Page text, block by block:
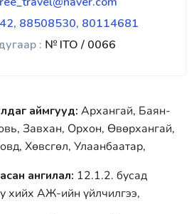
88508530, 80114681
: № ITO / 0066
аймгууд: Архангай, Баян-
Завхан, Орхон, Өвөрхангай,
Хөвсгөл, Улаанбаатар,
ангилал: 12.1.2. бусад
хийх АЖ-ийн үйлчилгээ,